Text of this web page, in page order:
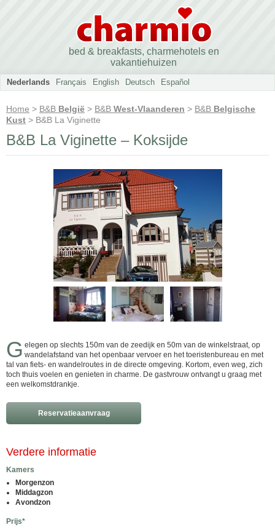
bed & breakfasts, charmehotels en
vakantiehuizen
Nederlands Français English Deutsch Español
Home > B&B België > B&B West-Vlaanderen > B&B Belgische
Kust > B&B La Viginette
B&B La Viginette – Koksijde
G elegen op slechts 150m van de zeedijk en 50m van de winkelstraat, op
wandelafstand van het openbaar vervoer en het toeristenbureau en met
tal van fiets- en wandelroutes in de directe omgeving. Kortom, even weg, zich
toch thuis voelen en genieten in charme. De gastvrouw ontvangt u graag met
een welkomstdrankje.
Reservatieaanvraag
Verdere informatie
Kamers
Morgenzon
Middagzon
Avondzon
Prijs*